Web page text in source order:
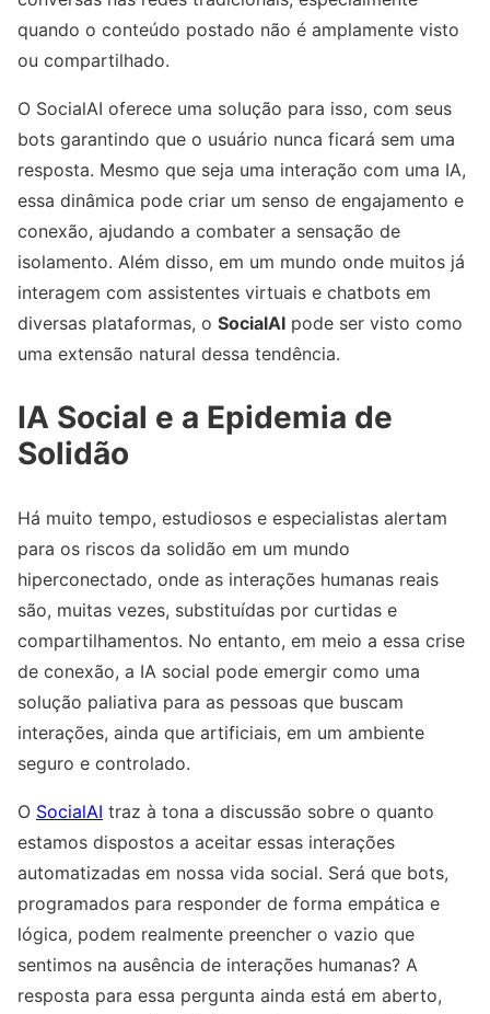
quando o conteúdo postado não é amplamente visto
ou compartilhado.
O SocialAI oferece uma solução para isso, com seus
bots garantindo que o usuário nunca ficará sem uma
resposta. Mesmo que seja uma interação com uma IA,
essa dinâmica pode criar um senso de engajamento e
conexão, ajudando a combater a sensação de
isolamento. Além disso, em um mundo onde muitos já
interagem com assistentes virtuais e chatbots em
diversas plataformas, o SocialAI pode ser visto como
uma extensão natural dessa tendência.
IA Social e a Epidemia de
Solidão
Há muito tempo, estudiosos e especialistas alertam
para os riscos da solidão em um mundo
hiperconectado, onde as interações humanas reais
são, muitas vezes, substituídas por curtidas e
compartilhamentos. No entanto, em meio a essa crise
de conexão, a IA social pode emergir como uma
solução paliativa para as pessoas que buscam
interações, ainda que artificiais, em um ambiente
seguro e controlado.
O SocialAI traz à tona a discussão sobre o quanto
estamos dispostos a aceitar essas interações
automatizadas em nossa vida social. Será que bots,
programados para responder de forma empática e
lógica, podem realmente preencher o vazio que
sentimos na ausência de interações humanas? A
resposta para essa pergunta ainda está em aberto,